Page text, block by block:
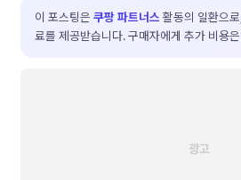
이 포스팅은 쿠팡 파트너스 활동의 일환으
료를 제공받습니다. 구매자에게 추가 비용